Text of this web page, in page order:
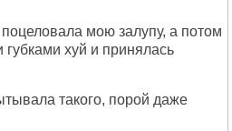
мою залупу, а потом
хуй и принялась
такого, порой даже